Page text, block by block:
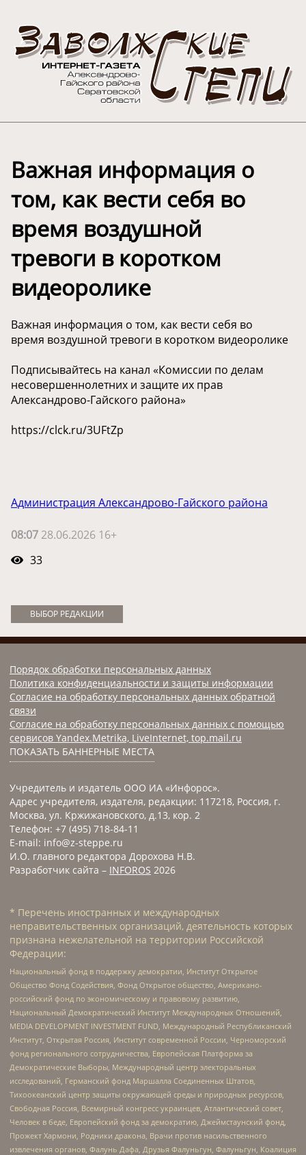
Важная информация о
том, как вести себя во
время воздушной
тревоги в коротком
видеоролике
Важная информация о том, как вести себя во
время воздушной тревоги в коротком видеоролике
Подписывайтесь на канал «Комиссии по делам
несовершеннолетних и защите их прав
Александрово-Гайского района»
https://clck.ru/3UFtZp
Администрация Александрово-Гайского района
08:07 28.06.2026 16+
33
ВЫБОР РЕДАКЦИИ
Порядок обработки персональных данных
Политика конфиденциальности и защиты информации
Согласие на обработку персональных данных обратной
связи
Согласие на обработку персональных данных с помощью
сервисов Yandex.Metrika, LiveInternet, top.mail.ru
ПОКАЗАТЬ БАННЕРНЫЕ МЕСТА
Учредитель и издатель ООО ИА «Инфорос».
Адрес учредителя, издателя, редакции: 117218, Россия, г.
Москва, ул. Кржижановского, д.13, кор. 2
Телефон: +7 (495) 718-84-11
E-mail: info@z-steppe.ru
И.О. главного редактора Дорохова Н.В.
Разработчик сайта – INFOROS 2026
* Перечень иностранных и международных
неправительственных организаций, деятельность которых
признана нежелательной на территории Российской
Федерации:
Национальный фонд в поддержку демократии, Институт Открытое
Общество Фонд Содействия, Фонд Открытое общество, Американо-
российский фонд по экономическому и правовому развитию,
Национальный Демократический Институт Международных Отношений,
MEDIA DEVELOPMENT INVESTMENT FUND, Международный Республиканский
Институт, Открытая Россия, Институт современной России, Черноморский
фонд регионального сотрудничества, Европейская Платформа за
Демократические Выборы, Международный центр электоральных
исследований, Германский фонд Маршалла Соединенных Штатов,
Тихоокеанский центр защиты окружающей среды и природных ресурсов,
Свободная Россия, Всемирный конгресс украинцев, Атлантический совет,
Человек в беде, Европейский фонд за демократию, Джеймстаунский фонд,
Прожект Хармони, Родники дракона, Врачи против насильственного
извлечения органов, Фалунь Дафа, Друзья Фалуньгун, Фалуньгун, Коалиция